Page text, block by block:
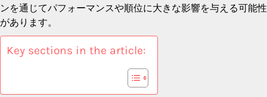
ンを通じてパフォーマンスや順位に大きな影響を与える可能性
があります。
Key sections in the article: